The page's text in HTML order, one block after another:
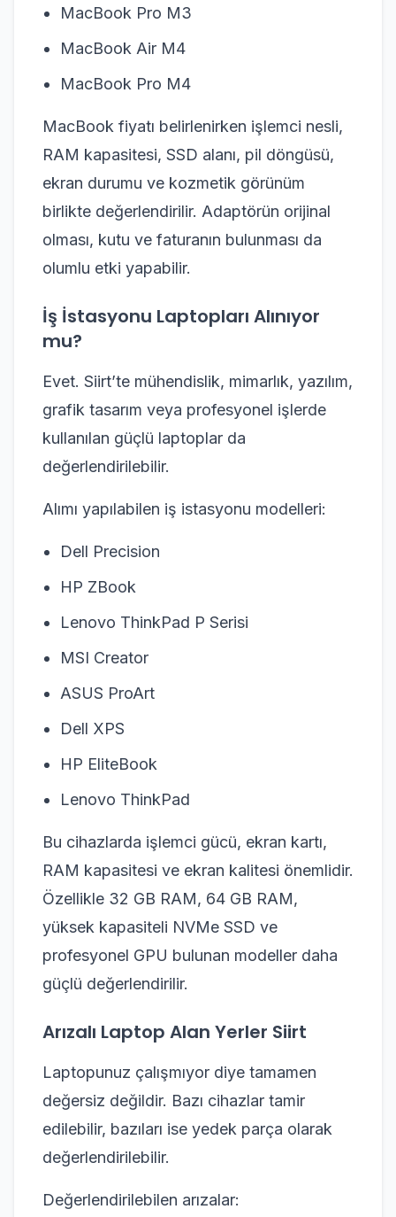
MacBook Pro M3
MacBook Air M4
MacBook Pro M4
MacBook fiyatı belirlenirken işlemci nesli,
RAM kapasitesi, SSD alanı, pil döngüsü,
ekran durumu ve kozmetik görünüm
birlikte değerlendirilir. Adaptörün orijinal
olması, kutu ve faturanın bulunması da
olumlu etki yapabilir.
İş İstasyonu Laptopları Alınıyor
mu?
Evet. Siirt’te mühendislik, mimarlık, yazılım,
grafik tasarım veya profesyonel işlerde
kullanılan güçlü laptoplar da
değerlendirilebilir.
Alımı yapılabilen iş istasyonu modelleri:
Dell Precision
HP ZBook
Lenovo ThinkPad P Serisi
MSI Creator
ASUS ProArt
Dell XPS
HP EliteBook
Lenovo ThinkPad
Bu cihazlarda işlemci gücü, ekran kartı,
RAM kapasitesi ve ekran kalitesi önemlidir.
Özellikle 32 GB RAM, 64 GB RAM,
yüksek kapasiteli NVMe SSD ve
profesyonel GPU bulunan modeller daha
güçlü değerlendirilir.
Arızalı Laptop Alan Yerler Siirt
Laptopunuz çalışmıyor diye tamamen
değersiz değildir. Bazı cihazlar tamir
edilebilir, bazıları ise yedek parça olarak
değerlendirilebilir.
Değerlendirilebilen arızalar: